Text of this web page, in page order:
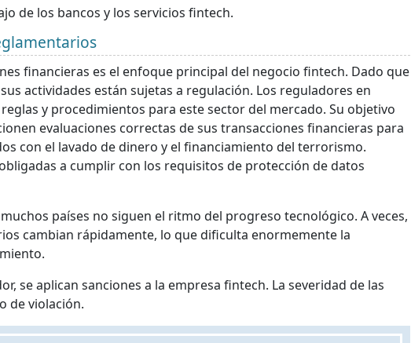
de los bancos y los servicios fintech.
financieras es el enfoque principal del negocio fintech. Dado que
actividades están sujetas a regulación. Los reguladores en
y procedimientos para este sector del mercado. Su objetivo
evaluaciones correctas de sus transacciones financieras para
con el lavado de dinero y el financiamiento del terrorismo.
a cumplir con los requisitos de protección de datos
países no siguen el ritmo del progreso tecnológico. A veces,
cambian rápidamente, lo que dificulta enormemente la
se aplican sanciones a la empresa fintech. La severidad de las
de violación.